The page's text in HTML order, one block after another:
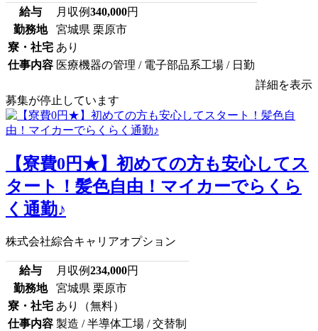
給与 月収例340,000円
勤務地
宮城県 栗原市
寮・社宅 あり
仕事内容 医療機器の管理 / 電子部品系工場 / 日勤
詳細を表示
募集が停止しています
【寮費0円★】初めての方も安心してス
タート！髪色自由！マイカーでらくら
く通勤♪
株式会社綜合キャリアオプション
給与 月収例234,000円
勤務地
宮城県 栗原市
寮・社宅 あり（無料）
仕事内容 製造 / 半導体工場 / 交替制